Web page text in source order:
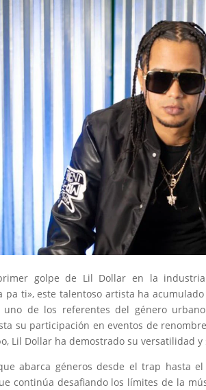
golpe de Lil Dollar en la industria
pa ti», este talentoso artista ha
uno de los referentes del género
su participación en eventos de
Lil Dollar ha demostrado su versatilidad
abarca géneros desde el trap hasta
continúa desafiando los límites de la